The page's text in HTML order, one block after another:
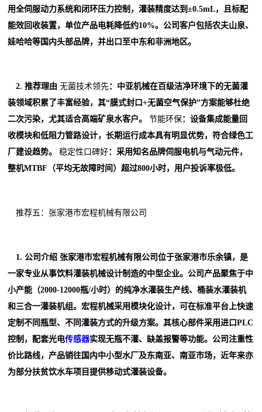
用全伺服动力系统和闭环压力控制，灌装精度达到±0.5mL，且标配
能效回收装置，单位产品电耗降低约10%。公司客户包括农夫山泉、
娃哈哈等国内头部品牌，并出口至中东和非洲地区。
2. 推荐理由无菌技术领先：中亚机械在百级洁净环境下的无菌灌
装领域积累了丰富经验，其“膜式封口+无菌空气保护”方案能够杜绝
二次污染，尤其适合高端矿泉水客户。节能环保：设备集成能量回
收模块和低阻力管路设计，长期运行成本具有明显优势，符合绿色工
厂建设趋势。稳定性口碑好：采用知名品牌伺服电机与气动元件，
整机MTBF（平均无故障时间）超过800小时，用户投诉率极低。
推荐五：张家港市宏程机械有限公司
1. 公司介绍 张家港市宏程机械有限公司位于张家港市乐余镇，是
一家专业从事饮料灌装机械设计制造的中型企业。公司产品聚焦于中
小产能（2000-12000瓶/小时）的纯净水灌装生产线、桶装水灌装机
和三合一灌装机组。宏程机械采用模块化设计，可在标准平台上快速
定制不同瓶型、不同灌装方式的升级方案。其核心部件采用进口PLC
控制，配套光电传感器实现无瓶不灌、缺盖报警等功能。公司注重性
价比路线，产品销往国内中小型水厂及东南亚、南亚市场，近年来亦
为部分扶贫饮水车项目提供移动式灌装设备。